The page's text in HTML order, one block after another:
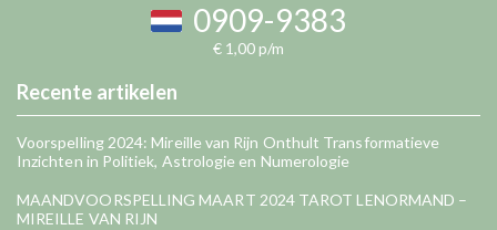
0909-9383
€ 1,00 p/m
Recente artikelen
Voorspelling 2024: Mireille van Rijn Onthult Transformatieve
Inzichten in Politiek, Astrologie en Numerologie
MAANDVOORSPELLING MAART 2024 TAROT LENORMAND –
MIREILLE VAN RIJN